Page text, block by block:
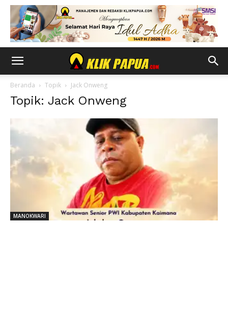
Beranda Topik Jack Onweng
Topik: Jack Onweng
MANOKWARI